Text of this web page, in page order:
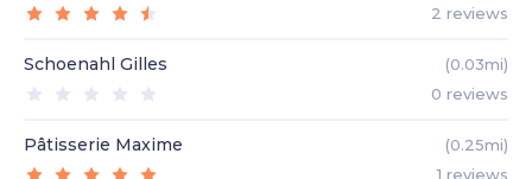
2 reviews
Schoenahl Gilles
(0.03mi)
0 reviews
Pâtisserie Maxime
(0.25mi)
1 reviews